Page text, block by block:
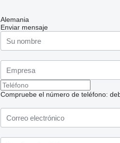
Alemania
Enviar mensaje
Compruebe el número de teléfono: